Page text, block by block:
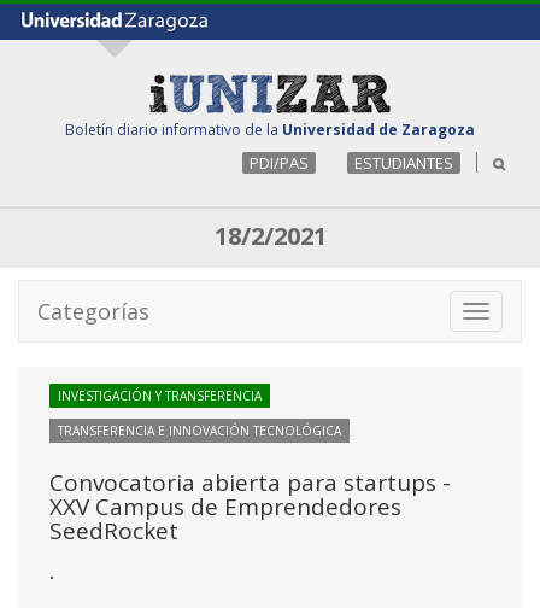
Boletín diario informativo de la Universidad de Zaragoza
PDI/PAS ESTUDIANTES
18/2/2021
Toggle
Categorías
INVESTIGACIÓN Y TRANSFERENCIA
TRANSFERENCIA E INNOVACIÓN TECNOLÓGICA
Convocatoria abierta para startups -
XXV Campus de Emprendedores
SeedRocket
.